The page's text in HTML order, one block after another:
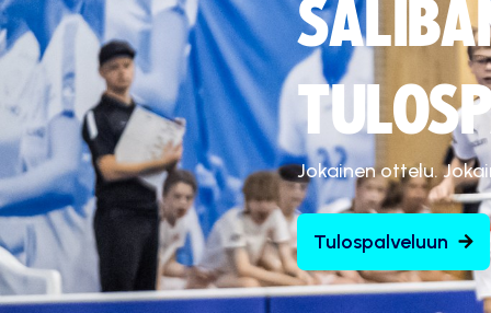
Jokainen ottelu.
Tulospalveluun